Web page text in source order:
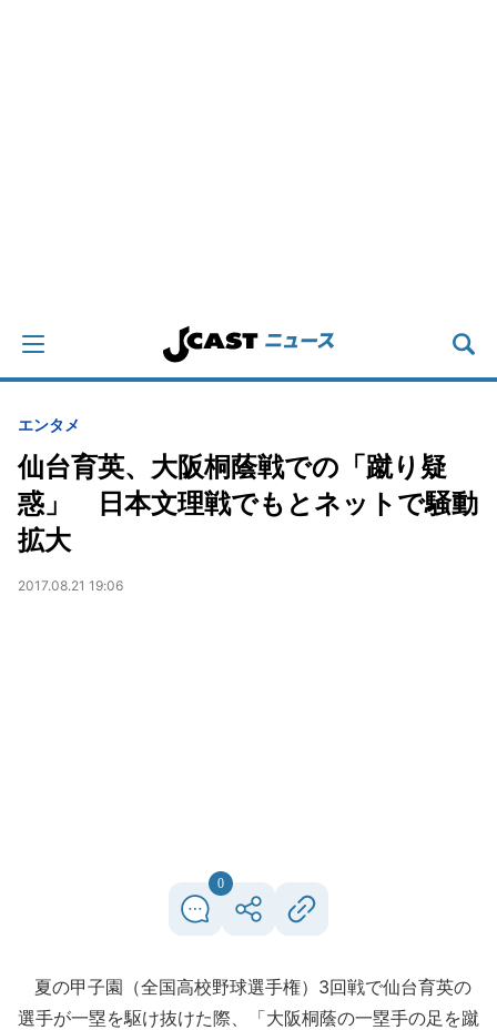
エンタメ
仙台育英、大阪桐蔭戦での「蹴り疑
惑」 日本文理戦でもとネットで騒動
拡大
2017.08.21 19:06
0
夏の甲子園（全国高校野球選手権）3回戦で仙台育英の
選手が一塁を駆け抜けた際、「大阪桐蔭の一塁手の足を蹴